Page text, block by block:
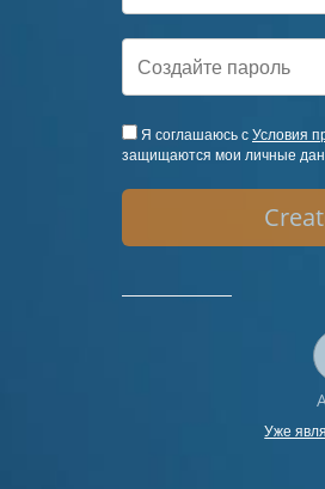
Я соглашаюсь сУсловия
защищаются мои личные
Уже